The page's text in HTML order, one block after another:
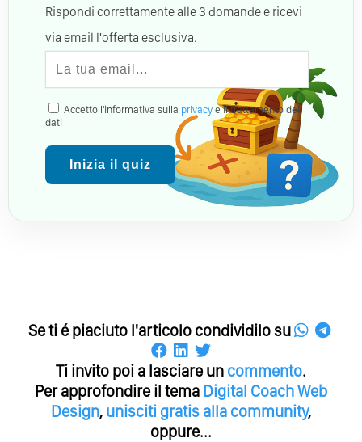
Rispondi correttamente alle 3 domande e ricevi
via email l'offerta esclusiva.
Accetto l'informativa sulla privacy e il trattamento dei
dati
Inizia il quiz
Se ti é piaciuto l'articolo condividilo su
Ti invito poi a lasciare un commento.
Per approfondire il tema Digital CoachWeb
Design, unisciti gratis alla community,
oppure...